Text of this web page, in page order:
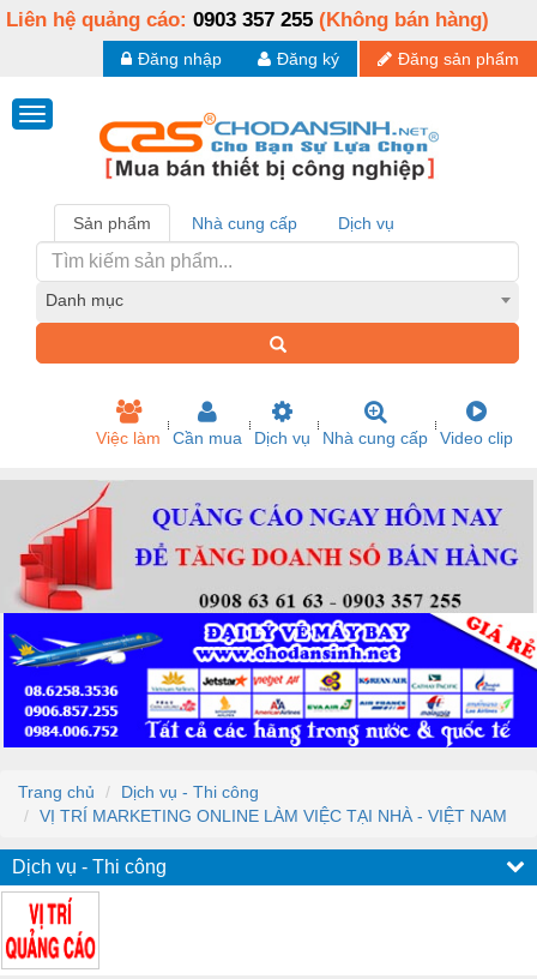
Liên hệ quảng cáo: 0903 357 255 (Không bán hàng)
Đăng sản phẩm
Đăng ký
Đăng nhập
Sản phẩm Nhà cung cấp Dịch vụ
Danh mục
Việc làm Cần mua Dịch vụ Nhà cung cấp Video clip
Trang chủ
Dịch vụ - Thi công
VỊ TRÍ MARKETING ONLINE LÀM VIỆC TẠI NHÀ - VIỆT NAM
Dịch vụ - Thi công